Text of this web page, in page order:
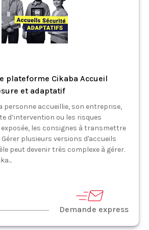
plateforme Cikaba Accueil
et adaptatif
personne accueillie, son entreprise,
d’intervention ou les risques
exposée, les consignes à transmettre
plusieurs versions d'accueils
peut devenir très complexe à gérer.
Demande express